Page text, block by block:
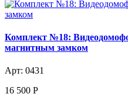
Комплект №18:
магнитным замком
Арт: 0431
16 500 Р